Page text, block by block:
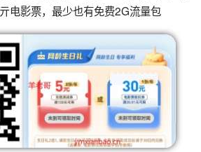
电影票，最少也有免费2G流量包